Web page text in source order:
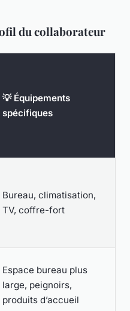
du collaborateur
💡 Équipements
spécifiques
Bureau, climatisation,
TV, coffre-fort
Espace bureau plus
large, peignoirs,
produits d’accueil